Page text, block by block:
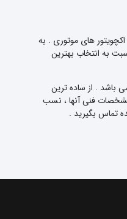
برقی شیر به طور کلی به دو دسته تقسیم می گردد . 1 – بوبین های مغناطیسی . به این نوع شیرهای کنترل برقی ، ” شیر سلونوئیدی گفته می شود . 2 – اکچویتور های موتوری . به
به انتخاب بهترین
باشد . از ساده ترین
فنی آنها ، نسب
تماس بگیرید .